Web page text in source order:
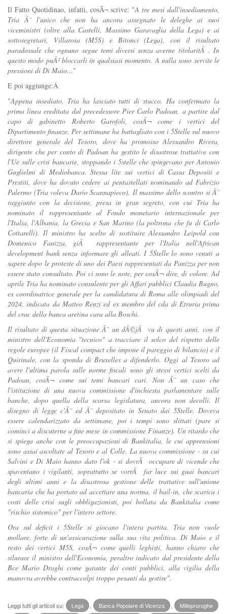
Il Fatto Quotidinao, infatti, cosÃ¬ scrive: "A tre mesi dall'insediamento,
Tria Ã¨ l'unico che non ha ancora assegnato le deleghe ai suoi
viceministri (oltre alla Castelli, Massimo Garavaglia della Lega) e ai
sottosegretari, Villarosa (M5S) e Bitonci (Lega), con il risultato
paradossale che ognuno segue temi diversi senza averne titolaritÃ . In
questo modo puÃ² bloccarli in qualsiasi momento. A nulla sono servite le
pressioni di Di Maio..."
E poi aggiunge:Â
"Appena insediato, Tria ha lasciato tutti di stucco. Ha confermato la
prima linea ereditata dal precedessore Pier Carlo Padoan, a partire dal
capo di gabinetto Roberto Garofoli, cosÃ¬ come i vertici del
Dipartimento finanze. Per settimane ha battagliato con i 5Stelle sul nuovo
direttore generale del Tesoro, dove ha promosso Alessandro Rivera,
dirigente che per conto di Padoan ha gestito le disastrose trattative con
l'Ue sulle crisi bancarie, stoppando i 5stelle che spingevano per Antonio
Guglielmi di Mediobanca. Stessa lite sui vertici di Cassa Depositi e
Prestiti, dove ha dovuto cedere ai pentastellati nominando ad Fabrizio
Palermo (Tria voleva Dario Scannapieco). Il massimo dello scontro si Ã¨
raggiunto con la decisione, presa in gran segreto, con cui Tria ha
nominato il rappresentante al Fondo monetario internazionale per
l'Italia, l'Albania, la Grecia e San Marino (la poltrona che fu di Carlo
Cottarelli). Il ministro ha scelto di sostituire Alessandro Leipold con
Domenico Fanizza, giÃ rappresentante per l'Italia nell'African
development bank senza informare gli alleati. I 5Stelle lo sono venuti a
sapere dopo le proteste di uno dei Paesi rappresentati da Panizza per non
essere stato consultato. Poi ci sono le note, per cosÃ¬ dire, di colore. Ad
aprile Tria ha nominato consulente per gli Affari pubblici Claudia Bugno,
ex coordinatrice generale per la candidatura di Roma alle olimpiadi del
2024, indicata da Matteo Renzi ed ex membro del cda di Etruria prima
del crac della banca aretina cara alla Boschi.
Il risultato di questa situazione Ã¨ un dÃ©jÃ vu di questi anni, con il
ministro dell'Economia "tecnico" a tracciare il solco del rispetto delle
regole europee (il Fiscal compact che impone il pareggio di bilancio) e il
Quirinale, con la sponda di Bruxelles a difenderlo. Oggi al Tesoro ad
avere l'ultima parola sulle norme fiscali sono gli stessi vertici scelti da
Padoan, cosÃ¬ come sui temi bancari cari. Non Ã¨ un caso che
l'istituzione di una nuova commissione d'inchiesta parlamentare sulle
banche, dopo quella della scorsa legislatura, ancora non decolli. Il
disegno di legge c'Ã¨ ed Ã¨ depositato in Senato dai 5Stelle. Doveva
essere calendarizzato da settimane, poi i tempi sono slittati (pare si
cominci a discuterne a fine mese in commissione Finanze). Un ritardo che
si spiega anche con le preoccupazioni di Bankitalia, le cui apprensioni
sono assai ascoltate al Tesoro e al Colle. La nuova commissione - su cui
Salvini e Di Maio hanno dato l'ok - si dovrÃ occupare di vicende che
spaventano i vigilanti, soprattutto se vorrÃ far luce sui guai bancari
degli ultimi anni e la disastrosa gestione delle trattative sull'unione
bancaria che ha portato ad accettare una norma, il bail-in, che scarica i
costi delle crisi sugli obbligazionisti, poi bollata da Bankitalia come
"rischio sistemico" per l'intero settore.
Ora sul deficit i 5Stelle si giocano l'intera partita. Tria non vuole
mollare, forte di un'assicurazione sulla sua vita politica. Di Maio e il
resto dei vertici M5S, cosÃ¬ come quelli leghisti, hanno chiaro che
silurare il ministro dell'Economia, peraltro indicato dal presidente della
Bce Mario Draghi come garante dei conti pubblici, alla vigilia della
manovra avrebbe contraccolpi troppo pesanti da gestire".
Leggi tutti gli articoli su: Lega Banca Popolare di Vicenza Milleproroghe